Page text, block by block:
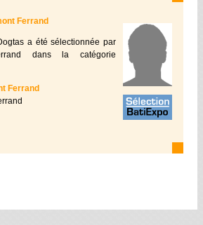
Ferrand
a été sélectionnée par
dans la catégorie
Ferrand